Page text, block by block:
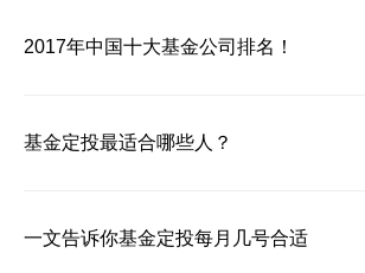
2017年中国十大基金公司排名！
基金定投最适合哪些人？
一文告诉你基金定投每月几号合适